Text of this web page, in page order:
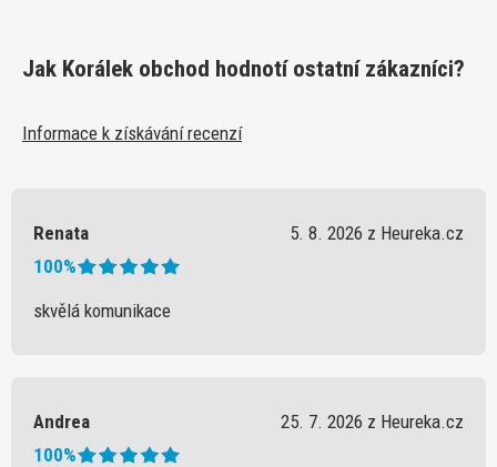
Jak Korálek obchod hodnotí ostatní zákazníci?
Informace k získávání recenzí
Renata
5. 8. 2026 z Heureka.cz
100%
skvělá komunikace
Andrea
25. 7. 2026 z Heureka.cz
100%